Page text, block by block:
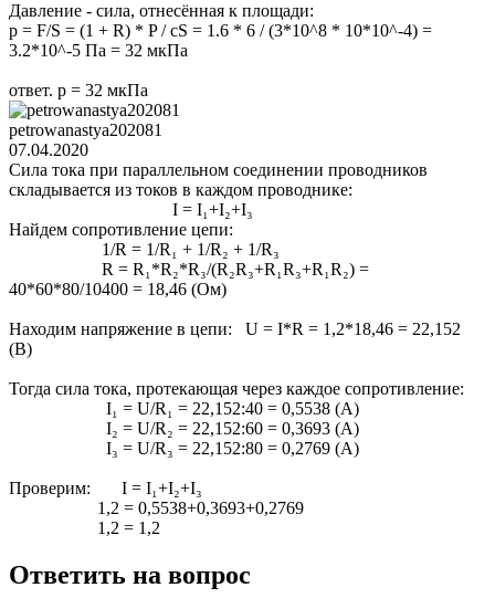
Давление - сила, отнесённая к площади:
p = F/S = (1 + R) * P / cS = 1.6 * 6 / (3*10^8 * 10*10^-4) =
3.2*10^-5 Па = 32 мкПа
ответ. p = 32 мкПа
petrowanastya202081
07.04.2020
Сила тока при параллельном соединении проводников
складывается из токов в каждом проводнике:
I = I₁+I₂+I₃
Найдем сопротивление цепи:
1/R = 1/R₁ + 1/R₂ + 1/R₃
R = R₁*R₂*R₃/(R₂R₃+R₁R₃+R₁R₂) =
40*60*80/10400 = 18,46 (Ом)
Находим напряжение в цепи: U = I*R = 1,2*18,46 = 22,152
(В)
Тогда сила тока, протекающая через каждое сопротивление:
I₁ = U/R₁ = 22,152:40 = 0,5538 (A)
I₂ = U/R₂ = 22,152:60 = 0,3693 (A)
I₃ = U/R₃ = 22,152:80 = 0,2769 (A)
Проверим: I = I₁+I₂+I₃
1,2 = 0,5538+0,3693+0,2769
1,2 = 1,2
Ответить на вопрос